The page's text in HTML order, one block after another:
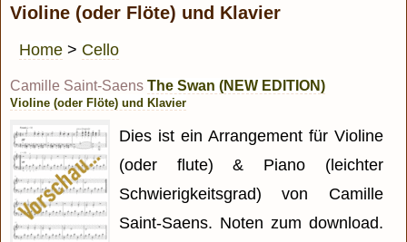
Violine (oder Flöte) und Klavier
Home > Cello
Camille Saint-Saens The Swan (NEW EDITION)
Violine (oder Flöte) und Klavier
Dies ist ein Arrangement für Violine
(oder flute) & Piano (leichter
Schwierigkeitsgrad) von Camille
Saint-Saens. Noten zum download.